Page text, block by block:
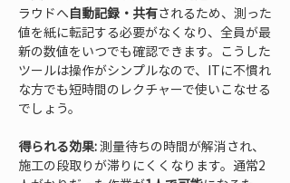
ラウドへ自動記録・共有されるため、測った
値を紙に転記する必要がなくなり、全員が最
新の数値をいつでも確認できます。こうした
ツールは操作がシンプルなので、ITに不慣れ
な方でも短時間のレクチャーで使いこなせる
でしょう。
得られる効果: 測量待ちの時間が解消され、
施工の段取りが滞りにくくなります。通常2